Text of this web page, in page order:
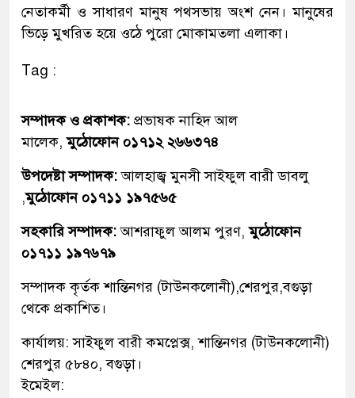
নেতাকর্মী ও সাধারণ মানুষ পথসভায় অংশ নেন। মানুষের
ভিড়ে মুখরিত হয়ে ওঠে পুরো মোকামতলা এলাকা।
Tag :
সম্পাদক ও প্রকাশক: প্রভাষক নাহিদ আল
মালেক,মুঠোফোন ০১৭১২ ২৬৬৩৭৪
উপদেষ্টা সম্পাদক:আলহাজ্ব মুনসী সাইফুল বারী ডাবলু
,মুঠোফোন ০১৭১১ ১৯৭৫৬৫
সহকারি সম্পাদক:আশরাফুল আলম পুরণ,মুঠোফোন
০১৭১১ ১৯৭৬৭৯
সম্পাদক কৃর্তক শান্তিনগর (টাউনকলোনী),শেরপুর,বগুড়া
থেকে প্রকাশিত।
কার্যালয়: সাইফুল বারী কমপ্লেক্স, শান্তিনগর (টাউনকলোনী)
শেরপুর ৫৮৪০, বগুড়া।
ইমেইল: